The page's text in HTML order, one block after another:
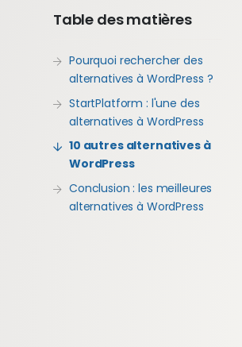
Table des matières
Pourquoi rechercher des
alternatives à WordPress ?
StartPlatform : l'une des
alternatives à WordPress
10 autres alternatives à
WordPress
Conclusion : les meilleures
alternatives à WordPress